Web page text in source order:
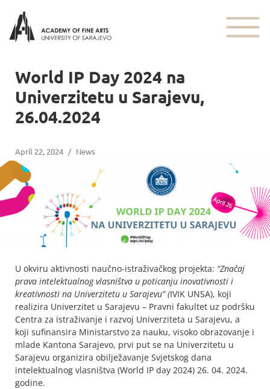
World IP Day 2024 na
Univerzitetu u Sarajevu,
26.04.2024
April 22, 2024 / News
U okviru aktivnosti naučno-istraživačkog projekta: “Značaj
prava intelektualnog vlasništva u poticanju inovativnosti i
kreativnosti na Univerzitetu u Sarajevu” (IVIK UNSA), koji
realizira Univerzitet u Sarajevu – Pravni fakultet uz podršku
Centra za istraživanje i razvoj Univerziteta u Sarajevu, a
koji sufinansira Ministarstvo za nauku, visoko obrazovanje i
mlade Kantona Sarajevo, prvi put se na Univerzitetu u
Sarajevu organizira obilježavanje Svjetskog dana
intelektualnog vlasništva (World IP day 2024) 26. 04. 2024.
godine.